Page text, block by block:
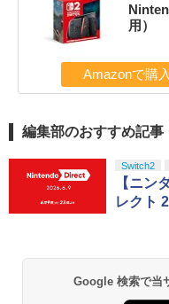
用）
Amazonで購入
編集部のおすすめ記事
Switch2
【ニン
レクト
Google 検索で当